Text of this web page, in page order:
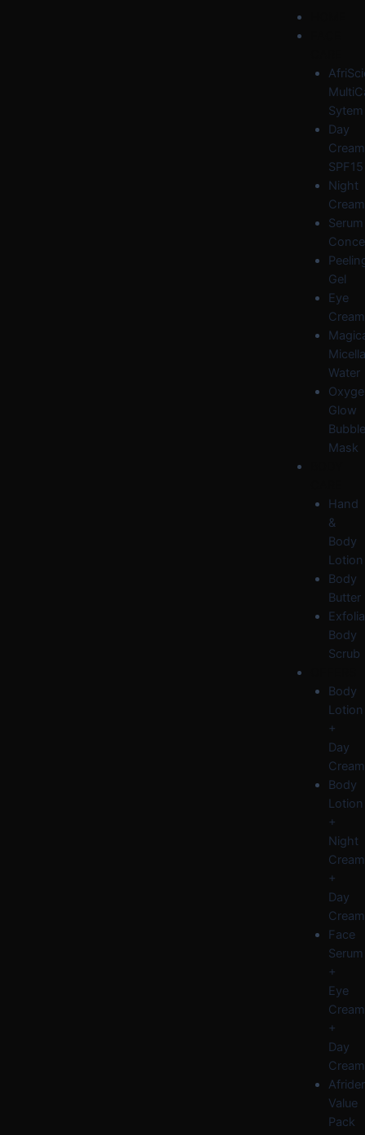
Sytem
Day
Cream
SPF15
Night
Cream
Serum
Gel
Eye
Cream
Water
Glow
Bubble
Mask
Hand
&
Body
Lotion
Body
Butter
Body
Scrub
Body
Lotion
+
Day
Cream
Body
Lotion
+
Night
Cream
+
Day
Cream
Face
Serum
+
Eye
Cream
+
Day
Cream
Value
Pack
Menu